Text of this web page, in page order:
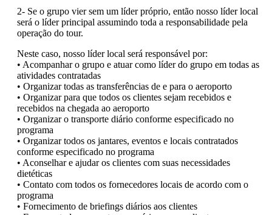
2- Se o grupo vier sem um líder próprio, então nosso líder local
será o líder principal assumindo toda a responsabilidade pela
operação do tour.
Neste caso, nosso líder local será responsável por:
• Acompanhar o grupo e atuar como líder do grupo em todas as
atividades contratadas
• Organizar todas as transferências de e para o aeroporto
• Organizar para que todos os clientes sejam recebidos e
recebidos na chegada ao aeroporto
• Organizar o transporte diário conforme especificado no
programa
• Organizar todos os jantares, eventos e locais contratados
conforme especificado no programa
• Aconselhar e ajudar os clientes com suas necessidades
dietéticas
• Contato com todos os fornecedores locais de acordo com o
programa
• Fornecimento de briefings diários aos clientes